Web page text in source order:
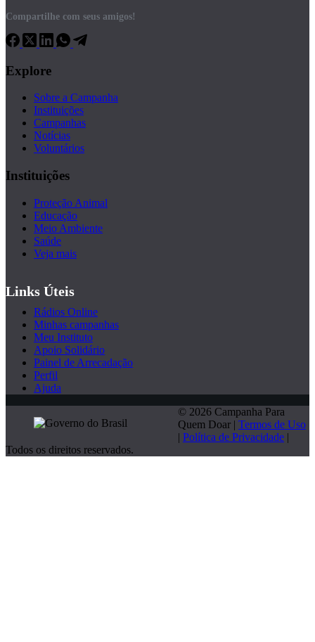
Compartilhe com seus amigos!
Explore
Sobre a Campanha
Instituições
Campanhas
Notícias
Voluntários
Instituições
Proteção Animal
Educação
Meio Ambiente
Saúde
Veja mais
Links Úteis
Rádios Online
Minhas campanhas
Meu Instituto
Apoio Solidário
Painel de Arrecadação
Perfil
Ajuda
© 2026 Campanha Para
Quem Doar | Termos de Uso
| Política de Privacidade |
Todos os direitos reservados.